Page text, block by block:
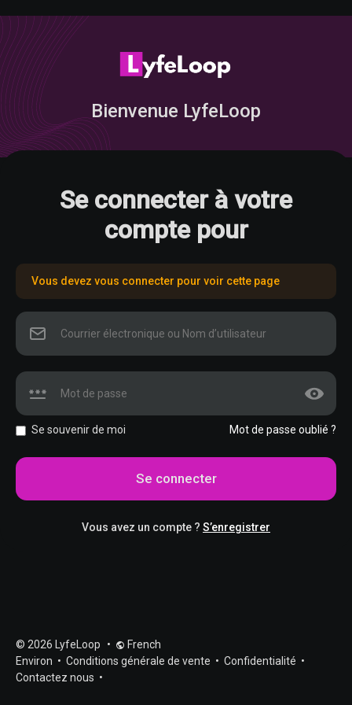
Bienvenue LyfeLoop
Se connecter à votre
compte pour
Vous devez vous connecter pour voir cette page
Se souvenir de moi Mot de passe oublié ?
Se connecter
Vous avez un compte ? S’enregistrer
© 2026 LyfeLoop •
French
Environ • Conditions générale de vente • Confidentialité •
Contactez nous •